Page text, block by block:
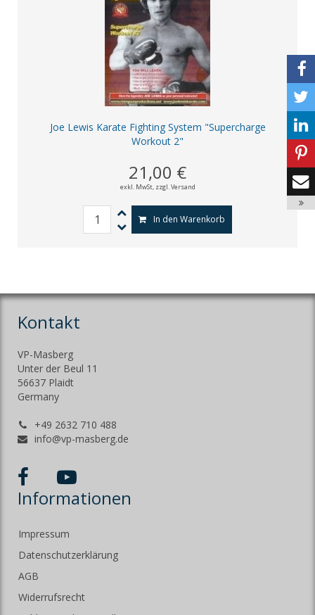
Joe Lewis Karate Fighting System "Supercharge
Workout 2"
21,00 €
exkl. MwSt, zzgl. Versand
In den Warenkorb
Kontakt
VP-Masberg
Unter der Beul 11
56637 Plaidt
Germany
+49 2632 710 488
info@vp-masberg.de
Informationen
Impressum
Datenschutzerklärung
AGB
Widerrufsrecht